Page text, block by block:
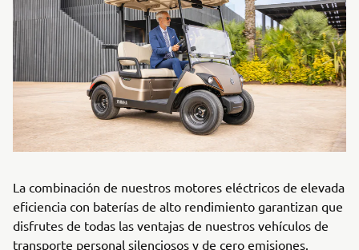
La combinación de nuestros motores eléctricos de elevada
eficiencia con baterías de alto rendimiento garantizan que
disfrutes de todas las ventajas de nuestros vehículos de
transporte personal silenciosos y de cero emisiones.